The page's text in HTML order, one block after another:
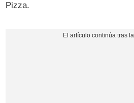
Pizza.